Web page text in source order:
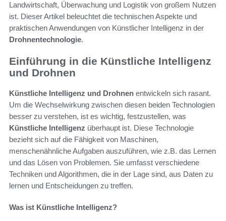
Landwirtschaft, Überwachung und Logistik von großem Nutzen
ist. Dieser Artikel beleuchtet die technischen Aspekte und
praktischen Anwendungen von Künstlicher Intelligenz in der
Drohnentechnologie.
Einführung in die Künstliche Intelligenz
und Drohnen
Künstliche Intelligenz und Drohnen entwickeln sich rasant.
Um die Wechselwirkung zwischen diesen beiden Technologien
besser zu verstehen, ist es wichtig, festzustellen, was
Künstliche Intelligenz überhaupt ist. Diese Technologie
bezieht sich auf die Fähigkeit von Maschinen,
menschenähnliche Aufgaben auszuführen, wie z.B. das Lernen
und das Lösen von Problemen. Sie umfasst verschiedene
Techniken und Algorithmen, die in der Lage sind, aus Daten zu
lernen und Entscheidungen zu treffen.
Was ist Künstliche Intelligenz?